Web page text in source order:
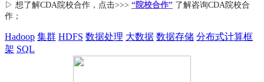
▷ 想了解CDA院校合作 ，点击>>> “院校合作” 了解咨询CDA院校合
作；
Hadoop 集群 HDFS 数据处理 大数据 数据存储 分布式计算框
架 SQL